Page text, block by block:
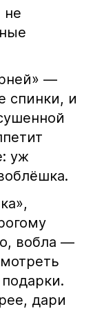
не
—
спинки, и
уж
вобла —
дари